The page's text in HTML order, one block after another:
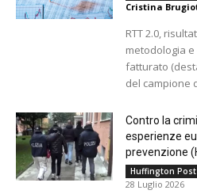
Cristina
RTT 2.0,
metodologia
fatturato
del campione
Contro la
esperienze
prevenzione
Huffington Post
28 Luglio 2026